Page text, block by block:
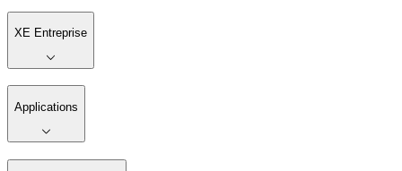
XE Entreprise
Applications